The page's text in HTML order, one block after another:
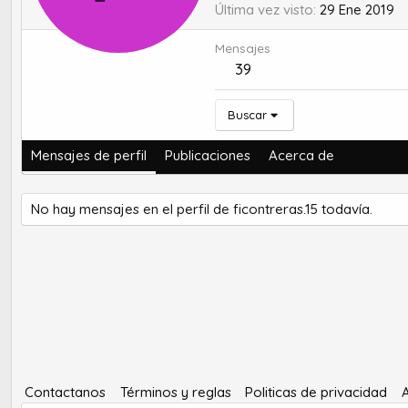
Última vez visto 29 Ene 2019
Mensajes
39
Buscar
Mensajes de perfil Publicaciones Acerca de
No hay mensajes en el perfil de ficontreras.15 todavía.
Contactanos Términos y reglas Politicas de privacidad